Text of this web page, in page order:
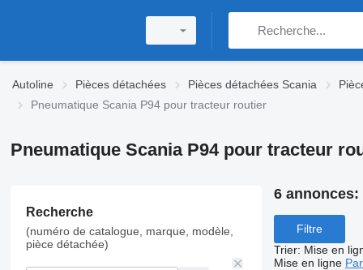
Autoline Pièces détachées Pièces détachées Scania
Pneumatique Scania P94 pour tracteur routier
Pneumatique Scania P94 pour tracteur
Recherche
(numéro de catalogue, marque, modèle,
pièce détachée)
6 annonces:
Filtre
Trier: Mise en
Mise en ligne